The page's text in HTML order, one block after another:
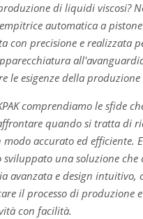
di liquidi viscosi?
automatica a
con precisione e realizzata
le esigenze della
comprendiamo le sfide
quando si tratta di
modo accurato ed efficiente.
sviluppato una soluzione che
avanzata e design intuitivo,
il processo di produzione
con facilità.